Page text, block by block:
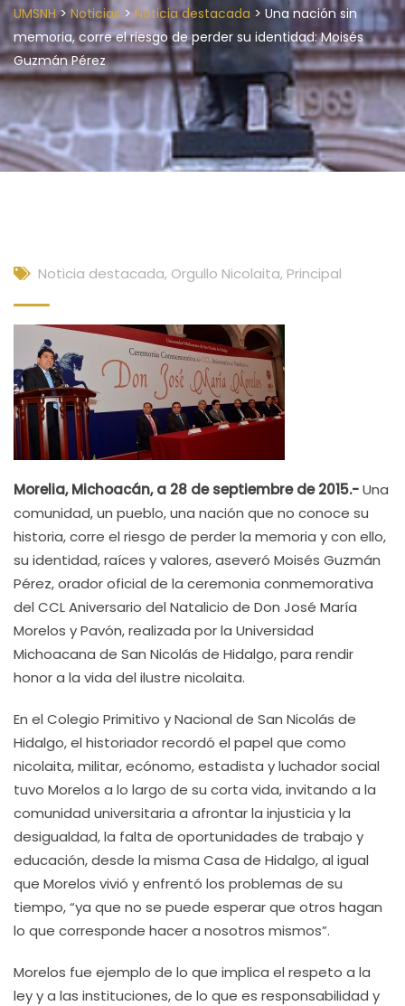
UMSNH> Noticias > Noticia destacada > Una nación sin
memoria, corre el riesgo de perder su identidad: Moisés
Guzmán Pérez
Noticia destacada, Orgullo Nicolaita, Principal
Morelia, Michoacán, a 28 de septiembre de 2015.-Una
comunidad, un pueblo, una nación que no conoce su
historia, corre el riesgo de perder la memoria y con ello,
su identidad, raíces y valores, aseveró Moisés Guzmán
Pérez, orador oficial de la ceremonia conmemorativa
del CCL Aniversario del Natalicio de Don José María
Morelos y Pavón, realizada por la Universidad
Michoacana de San Nicolás de Hidalgo, para rendir
honor a la vida del ilustre nicolaita.
En el Colegio Primitivo y Nacional de San Nicolás de
Hidalgo, el historiador recordó el papel que como
nicolaita, militar, ecónomo, estadista y luchador social
tuvo Morelos a lo largo de su corta vida, invitando a la
comunidad universitaria a afrontar la injusticia y la
desigualdad, la falta de oportunidades de trabajo y
educación, desde la misma Casa de Hidalgo, al igual
que Morelos vivió y enfrentó los problemas de su
tiempo, “ya que no se puede esperar que otros hagan
lo que corresponde hacer a nosotros mismos”.
Morelos fue ejemplo de lo que implica el respeto a la
ley y a las instituciones, de lo que es responsabilidad y